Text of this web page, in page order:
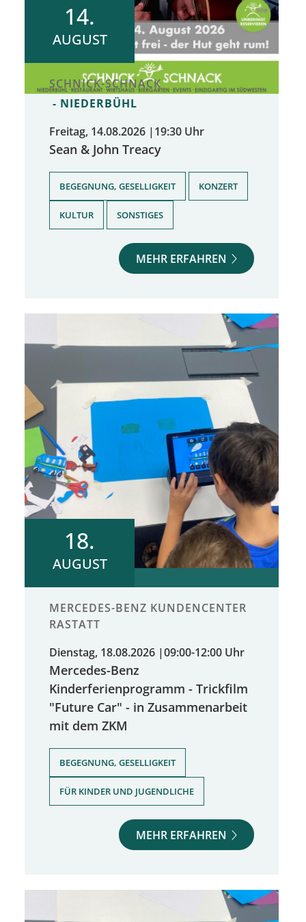
14.
AUGUST
SCHNICK-SCHNACK
NIEDERBÜHL
Freitag, 14.08.2026 | 19:30 Uhr
Sean & John Treacy
BEGEGNUNG, GESELLIGKEIT KONZERT
KULTUR SONSTIGES
MEHR ERFAHREN
18.
AUGUST
MERCEDES-BENZ KUNDENCENTER
RASTATT
Dienstag, 18.08.2026 |09:00-12:00 Uhr
Mercedes-Benz
Kinderferienprogramm - Trickfilm
"Future Car" - in Zusammenarbeit
mit dem ZKM
BEGEGNUNG, GESELLIGKEIT
FÜR KINDER UND JUGENDLICHE
MEHR ERFAHREN